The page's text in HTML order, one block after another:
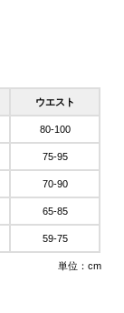
ウエスト
80-100
75-95
70-90
65-85
59-75
単位：cm